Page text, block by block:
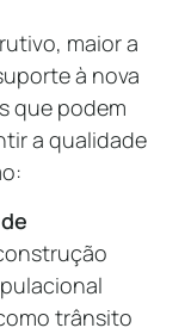
maior a
à nova
que podem
a qualidade
trânsito